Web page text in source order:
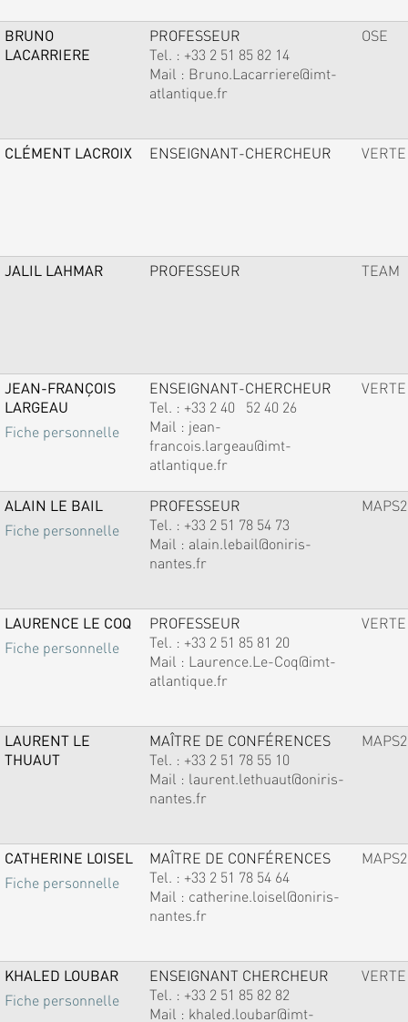
BRUNO
LACARRIERE
PROFESSEUR
Tel. : +33 2 51 85 82 14
Mail : Bruno.Lacarriere@imt-
atlantique.fr
OSE
CLÉMENT LACROIX ENSEIGNANT-CHERCHEUR VERTE
JALIL LAHMAR PROFESSEUR TEAM
JEAN-FRANÇOIS
LARGEAU
Fiche personnelle
ENSEIGNANT-CHERCHEUR
Tel. : +33 2 40 52 40 26
Mail : jean-
francois.largeau@imt-
atlantique.fr
VERTE
ALAIN LE BAIL
Fiche personnelle
PROFESSEUR
Tel. : +33 2 51 78 54 73
Mail : alain.lebail@oniris-
nantes.fr
MAPS2
LAURENCE LE COQ
Fiche personnelle
PROFESSEUR
Tel. : +33 2 51 85 81 20
Mail : Laurence.Le-Coq@imt-
atlantique.fr
VERTE
LAURENT LE
THUAUT
MAÎTRE DE CONFÉRENCES
Tel. : +33 2 51 78 55 10
Mail : laurent.lethuaut@oniris-
nantes.fr
MAPS2
CATHERINE LOISEL
Fiche personnelle
MAÎTRE DE CONFÉRENCES
Tel. : +33 2 51 78 54 64
Mail : catherine.loisel@oniris-
nantes.fr
MAPS2
KHALED LOUBAR
Fiche personnelle
ENSEIGNANT CHERCHEUR
Tel. : +33 2 51 85 82 82
Mail : khaled.loubar@imt-
VERTE